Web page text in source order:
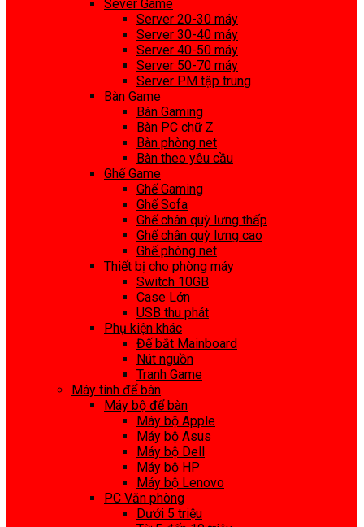
Sever Game
Server 20-30 máy
Server 30-40 máy
Server 40-50 máy
Server 50-70 máy
Server PM tập trung
Bàn Game
Bàn Gaming
Bàn PC chữ Z
Bàn phòng net
Bàn theo yêu cầu
Ghế Game
Ghế Gaming
Ghế Sofa
Ghế chân quỳ lưng thấp
Ghế chân quỳ lưng cao
Ghế phòng net
Thiết bị cho phòng máy
Switch 10GB
Case Lớn
USB thu phát
Phụ kiện khác
Đế bắt Mainboard
Nút nguồn
Tranh Game
Máy tính để bàn
Máy bộ để bàn
Máy bộ Apple
Máy bộ Asus
Máy bộ Dell
Máy bộ HP
Máy bộ Lenovo
PC Văn phòng
Dưới 5 triệu